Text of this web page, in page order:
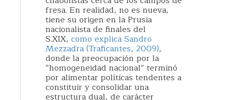
fresa. En realidad, no es nueva,
tiene su origen en la Prusia
nacionalista de finales del
S.XIX, como explica Sandro
Mezzadra (Traficantes, 2009),
donde la preocupación por la
“homogeneidad nacional” terminó
por alimentar políticas tendentes a
constituir y consolidar una
estructura dual, de carácter